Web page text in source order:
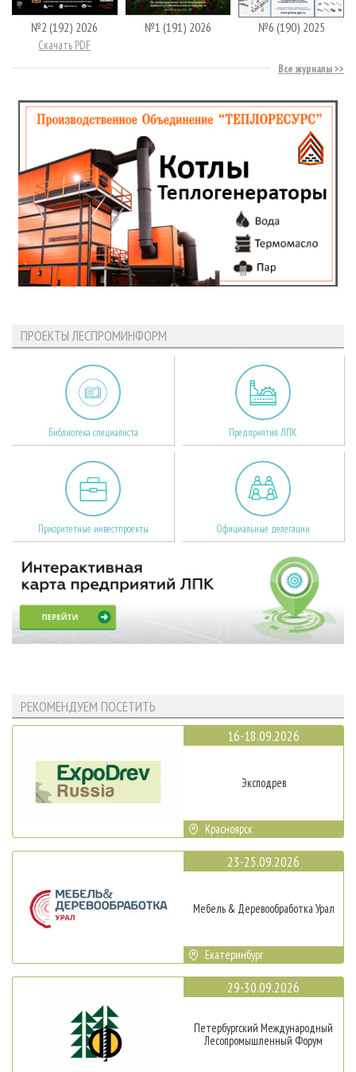
№2 (192) 2026
Скачать PDF
№1 (191) 2026 №6 (190) 2025
Все журналы
ПРОЕКТЫ ЛЕСПРОМИНФОРМ
Библиотека специалиста Предприятия ЛПК
Приоритетные инвестпроекты Официальные делегации
РЕКОМЕНДУЕМ ПОСЕТИТЬ
16-18.09.2026
Эксподрев
Красноярск
23-25.09.2026
Мебель & Деревообработка Урал
Екатеринбург
29-30.09.2026
Петербургский Международный
Лесопромышленный Форум